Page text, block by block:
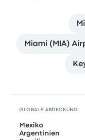
Miami (MIA)
GLOBALE ABDECKUNG
Mexiko
Argentinien